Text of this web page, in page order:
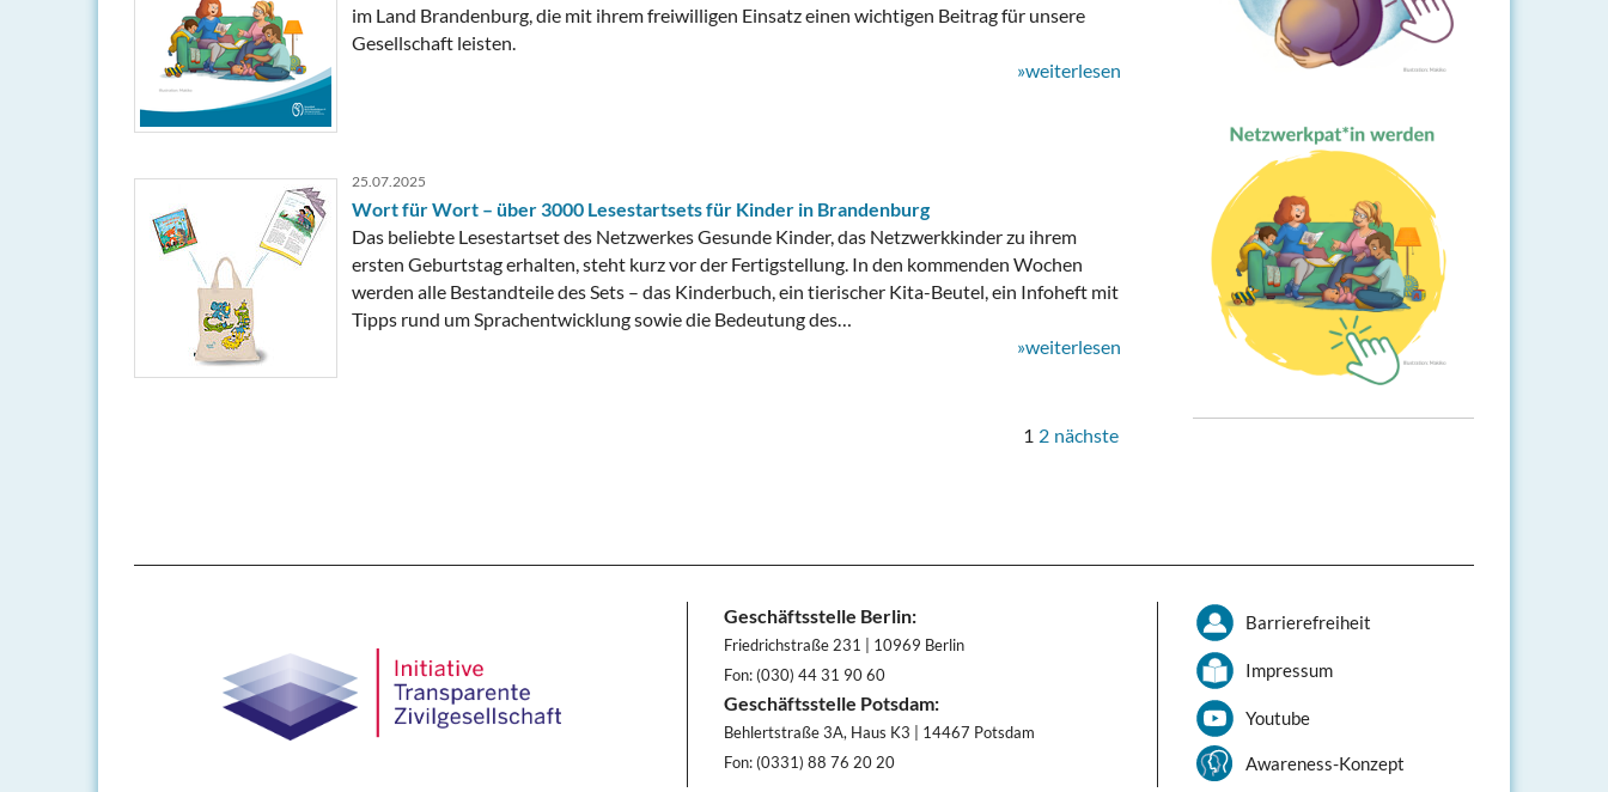
im Land Brandenburg, die mit ihrem freiwilligen Einsatz einen wichtigen Beitrag für unsere
Gesellschaft leisten.
»weiterlesen
25.07.2025
Wort für Wort – über 3000 Lesestartsets für Kinder in Brandenburg
Das beliebte Lesestartset des Netzwerkes Gesunde Kinder, das Netzwerkkinder zu ihrem
ersten Geburtstag erhalten, steht kurz vor der Fertigstellung. In den kommenden Wochen
werden alle Bestandteile des Sets – das Kinderbuch, ein tierischer Kita-Beutel, ein Infoheft mit
Tipps rund um Sprachentwicklung sowie die Bedeutung des…
»weiterlesen
1 2 nächste
Geschäftsstelle Berlin:
Friedrichstraße 231 | 10969 Berlin
Fon: (030) 44 31 90 60
Geschäftsstelle Potsdam:
Behlertstraße 3A, Haus K3 | 14467 Potsdam
Fon: (0331) 88 76 20 20
Barrierefreiheit
Impressum
Youtube
Awareness-Konzept